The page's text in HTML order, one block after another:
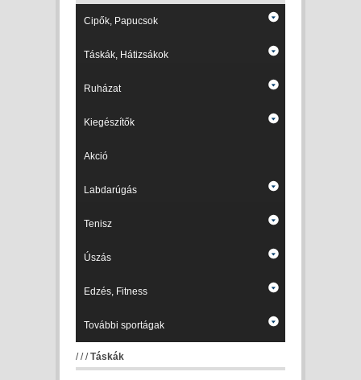
Cipők, Papucsok
Táskák, Hátizsákok
Ruházat
Kiegészítők
Akció
Labdarúgás
Tenisz
Úszás
Edzés, Fitness
További sportágak
///Táskák